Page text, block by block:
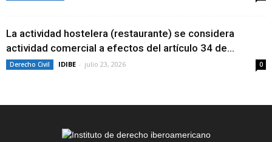
La actividad hostelera (restaurante) se considera
actividad comercial a efectos del artículo 34 de...
Derecho Civil IDIBE - julio 23, 2026 0